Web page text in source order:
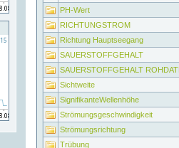
PH-Wert
RICHTUNGSTROM
Richtung Hauptseegang
SAUERSTOFFGEHALT
SAUERSTOFFGEHALT
Sichtweite
SignifikanteWellenhöhe
Strömungsgeschwindigkeit
Strömungsrichtung
Trübung